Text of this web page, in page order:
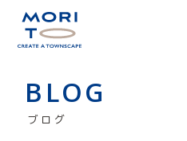
BLOG
ブログ